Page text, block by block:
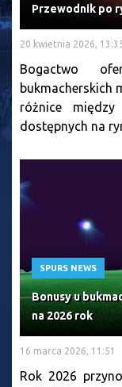
Przewodnik po
20 kwietnia 2026,
Bogactwo
bukmacherskich
różnice
dostępnych na
SPURS NEWS
Bonusy u
na 2026 rok
16 marca 2026, 11:51
Rok 2026